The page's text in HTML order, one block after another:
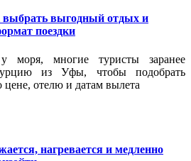
выгодный отдых и
поездки
моря, многие туристы заранее
из Уфы, чтобы подобрать
отелю и датам вылета
нагревается и медленно